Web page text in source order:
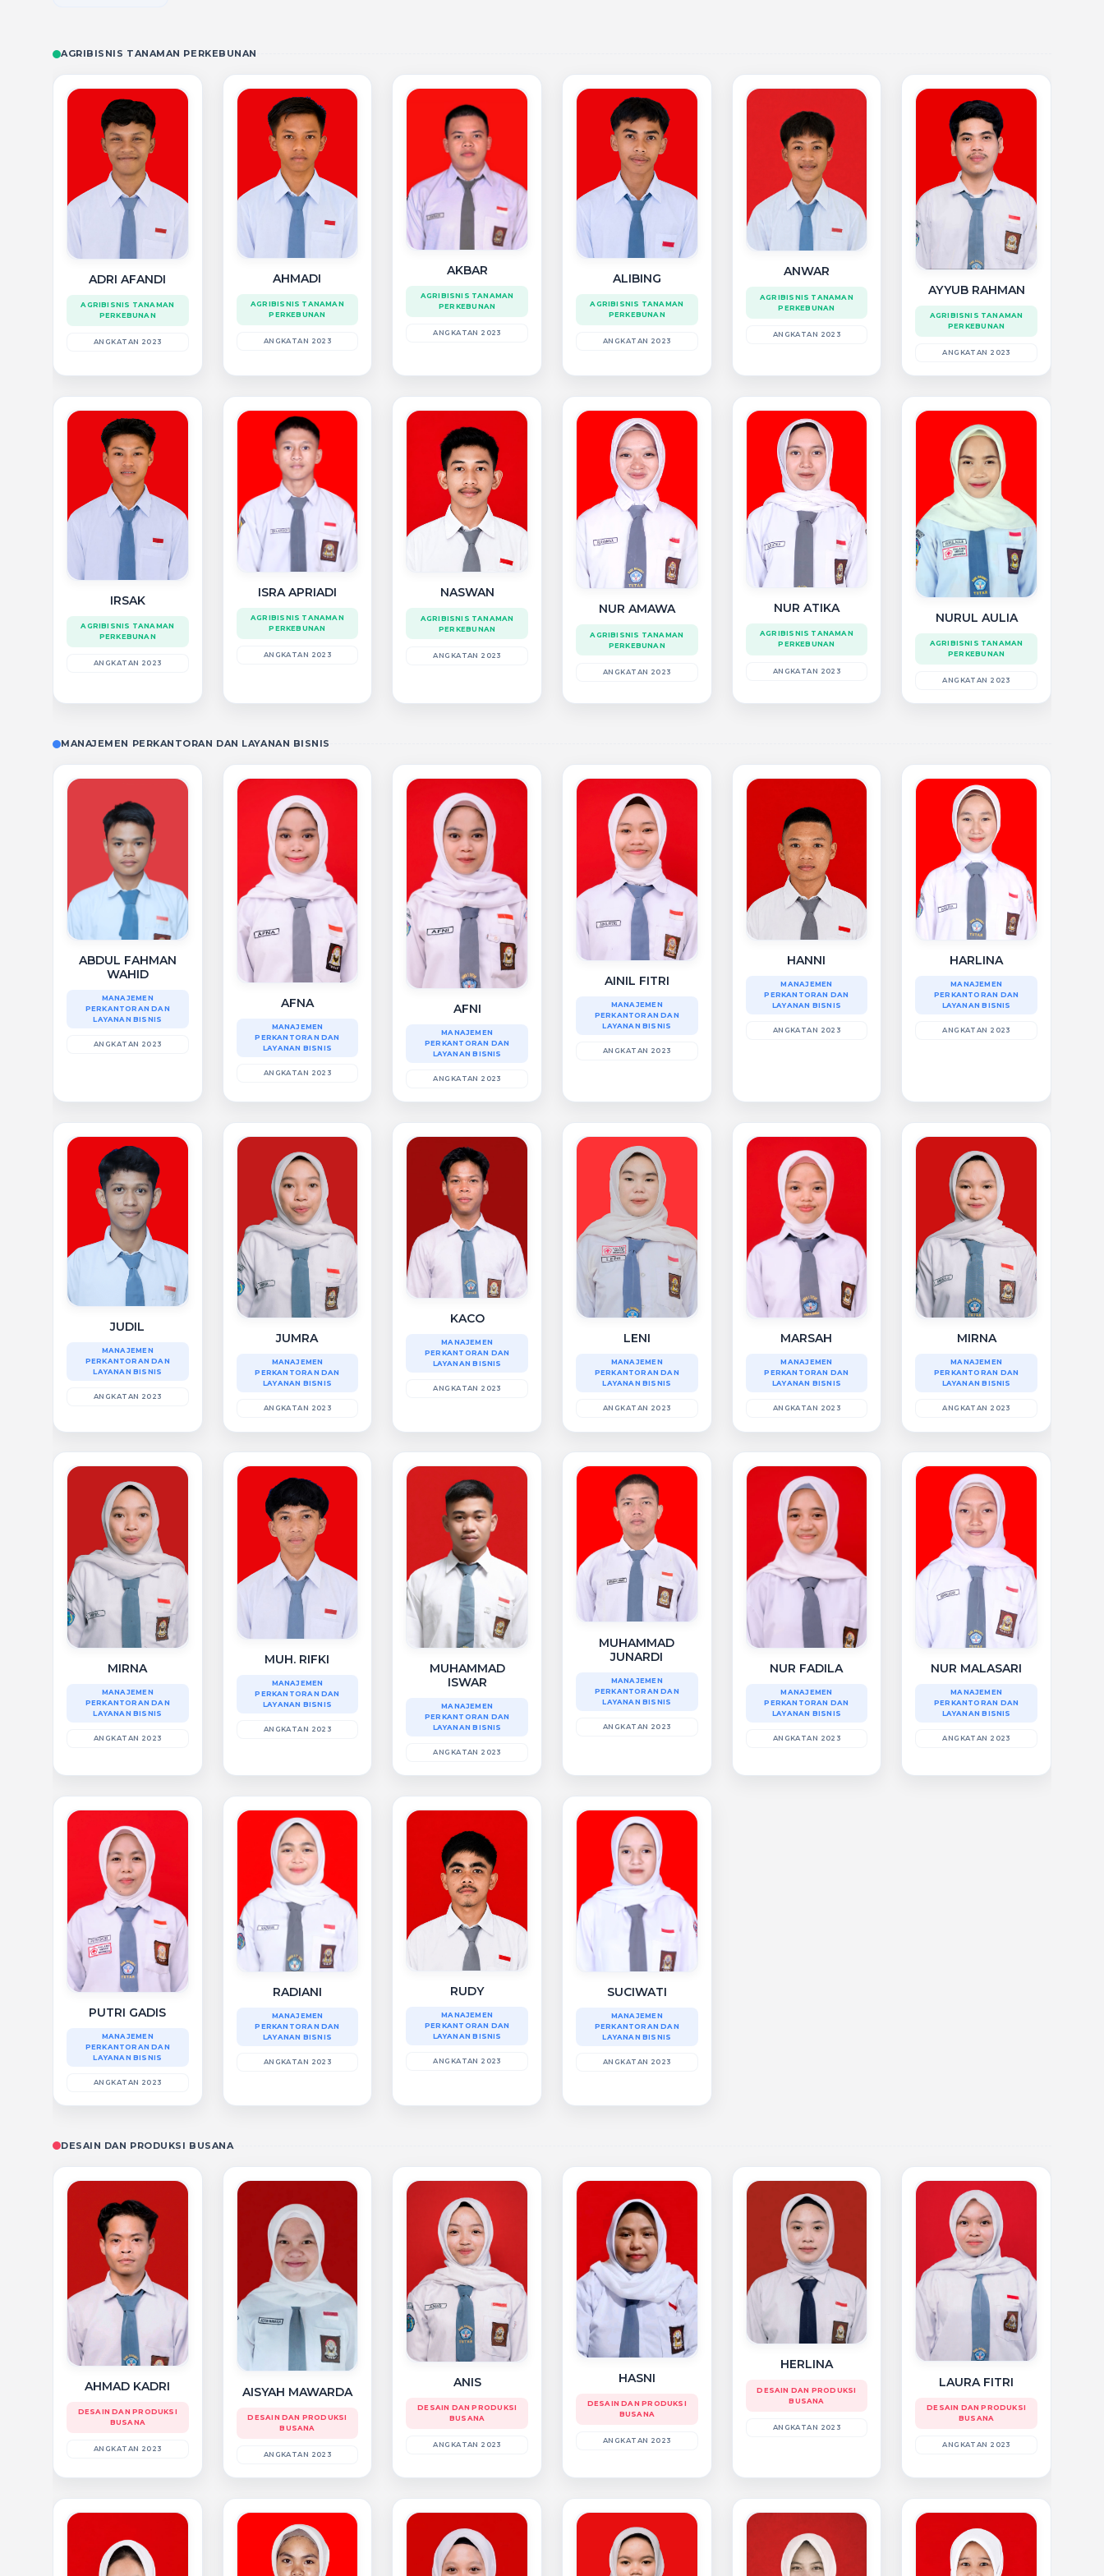
AGRIBISNIS TANAMAN PERKEBUNAN
ADRI AFANDI
AGRIBISNIS TANAMAN
PERKEBUNAN
ANGKATAN 2023
AHMADI
AGRIBISNIS TANAMAN
PERKEBUNAN
ANGKATAN 2023
AKBAR
AGRIBISNIS TANAMAN
PERKEBUNAN
ANGKATAN 2023
ALIBING
AGRIBISNIS TANAMAN
PERKEBUNAN
ANGKATAN 2023
ANWAR
AGRIBISNIS TANAMAN
PERKEBUNAN
ANGKATAN 2023
AYYUB RAHMAN
AGRIBISNIS TANAMAN
PERKEBUNAN
ANGKATAN 2023
IRSAK
AGRIBISNIS TANAMAN
PERKEBUNAN
ANGKATAN 2023
ISRA APRIADI
AGRIBISNIS TANAMAN
PERKEBUNAN
ANGKATAN 2023
NASWAN
AGRIBISNIS TANAMAN
PERKEBUNAN
ANGKATAN 2023
NUR AMAWA
AGRIBISNIS TANAMAN
PERKEBUNAN
ANGKATAN 2023
NUR ATIKA
AGRIBISNIS TANAMAN
PERKEBUNAN
ANGKATAN 2023
NURUL AULIA
AGRIBISNIS TANAMAN
PERKEBUNAN
ANGKATAN 2023
MANAJEMEN PERKANTORAN DAN LAYANAN BISNIS
ABDUL FAHMAN
WAHID
MANAJEMEN
PERKANTORAN DAN
LAYANAN BISNIS
ANGKATAN 2023
AFNA
MANAJEMEN
PERKANTORAN DAN
LAYANAN BISNIS
ANGKATAN 2023
AFNI
MANAJEMEN
PERKANTORAN DAN
LAYANAN BISNIS
ANGKATAN 2023
AINIL FITRI
MANAJEMEN
PERKANTORAN DAN
LAYANAN BISNIS
ANGKATAN 2023
HANNI
MANAJEMEN
PERKANTORAN DAN
LAYANAN BISNIS
ANGKATAN 2023
HARLINA
MANAJEMEN
PERKANTORAN DAN
LAYANAN BISNIS
ANGKATAN 2023
JUDIL
MANAJEMEN
PERKANTORAN DAN
LAYANAN BISNIS
ANGKATAN 2023
JUMRA
MANAJEMEN
PERKANTORAN DAN
LAYANAN BISNIS
ANGKATAN 2023
KACO
MANAJEMEN
PERKANTORAN DAN
LAYANAN BISNIS
ANGKATAN 2023
LENI
MANAJEMEN
PERKANTORAN DAN
LAYANAN BISNIS
ANGKATAN 2023
MARSAH
MANAJEMEN
PERKANTORAN DAN
LAYANAN BISNIS
ANGKATAN 2023
MIRNA
MANAJEMEN
PERKANTORAN DAN
LAYANAN BISNIS
ANGKATAN 2023
MIRNA
MANAJEMEN
PERKANTORAN DAN
LAYANAN BISNIS
ANGKATAN 2023
MUH. RIFKI
MANAJEMEN
PERKANTORAN DAN
LAYANAN BISNIS
ANGKATAN 2023
MUHAMMAD
ISWAR
MANAJEMEN
PERKANTORAN DAN
LAYANAN BISNIS
ANGKATAN 2023
MUHAMMAD
JUNARDI
MANAJEMEN
PERKANTORAN DAN
LAYANAN BISNIS
ANGKATAN 2023
NUR FADILA
MANAJEMEN
PERKANTORAN DAN
LAYANAN BISNIS
ANGKATAN 2023
NUR MALASARI
MANAJEMEN
PERKANTORAN DAN
LAYANAN BISNIS
ANGKATAN 2023
PUTRI GADIS
MANAJEMEN
PERKANTORAN DAN
LAYANAN BISNIS
ANGKATAN 2023
RADIANI
MANAJEMEN
PERKANTORAN DAN
LAYANAN BISNIS
ANGKATAN 2023
RUDY
MANAJEMEN
PERKANTORAN DAN
LAYANAN BISNIS
ANGKATAN 2023
SUCIWATI
MANAJEMEN
PERKANTORAN DAN
LAYANAN BISNIS
ANGKATAN 2023
DESAIN DAN PRODUKSI BUSANA
AHMAD KADRI
DESAIN DAN PRODUKSI
BUSANA
ANGKATAN 2023
AISYAH MAWARDA
DESAIN DAN PRODUKSI
BUSANA
ANGKATAN 2023
ANIS
DESAIN DAN PRODUKSI
BUSANA
ANGKATAN 2023
HASNI
DESAIN DAN PRODUKSI
BUSANA
ANGKATAN 2023
HERLINA
DESAIN DAN PRODUKSI
BUSANA
ANGKATAN 2023
LAURA FITRI
DESAIN DAN PRODUKSI
BUSANA
ANGKATAN 2023